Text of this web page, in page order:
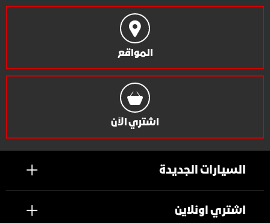
المواقع
اشتري الآن
السيارات الجديدة
اشتري اونلاين